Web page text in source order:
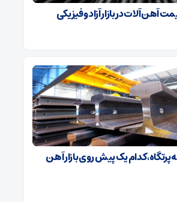
آلات در بازار آزاد و فیزیکی
پرتگاه، کدام یک پیش روی بازار آهن